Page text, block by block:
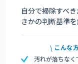
自分で掃除すべ
きかの判断基準を
こんな
汚れが落ちなく